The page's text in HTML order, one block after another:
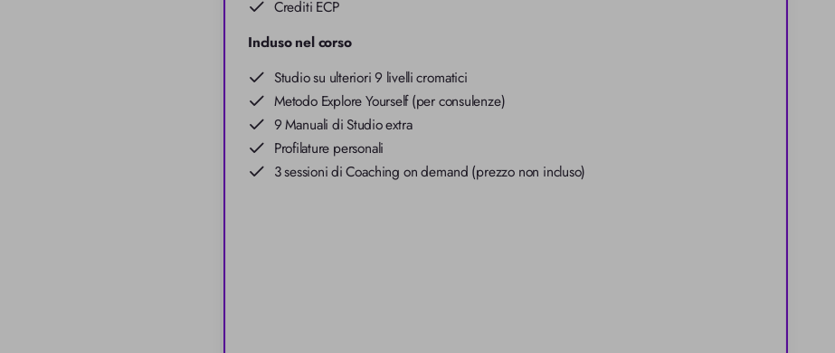
Crediti ECP
Incluso nel corso
Studio su ulteriori 9 livelli cromatici
Metodo Explore Yourself (per consulenze)
9 Manuali di Studio extra
Profilature personali
3 sessioni di Coaching on demand (prezzo non incluso)